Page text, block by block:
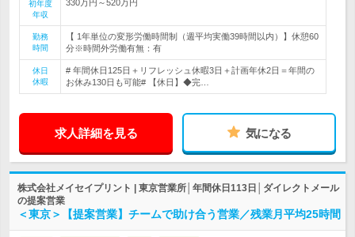
初年度
年収
330万円～520万円
勤務
時間
【 1年単位の変形労働時間制（週平均実働39時間以内）】休憩60
分※時間外労働有無：有
休日
休暇
# 年間休日125日＋リフレッシュ休暇3日＋計画年休2日＝年間の
お休み130日も可能# 【休日】◆完…
求人詳細を見る 気になる
株式会社メイセイプリント | 東京営業所│年間休日113日│ダイレクトメール
の提案営業
＜東京＞【提案営業】チームで助け合う営業／残業月平均25時間